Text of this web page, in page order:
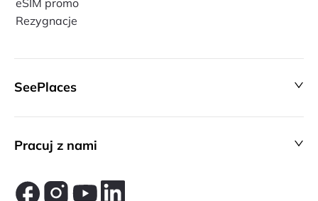
eSIM promo
Rezygnacje
SeePlaces
Pracuj z nami